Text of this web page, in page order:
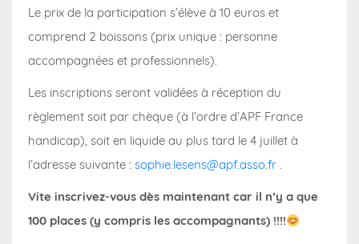
Le prix de la participation s’élève à 10 euros et
comprend 2 boissons (prix unique : personne
accompagnées et professionnels).
Les inscriptions seront validées à réception du
règlement soit par chèque (à l’ordre d’APF France
handicap), soit en liquide au plus tard le 4 juillet à
l’adresse suivante : sophie.lesens@apf.asso.fr .
Vite inscrivez-vous dès maintenant car il n’y a que
100 places (y compris les accompagnants) !!!!